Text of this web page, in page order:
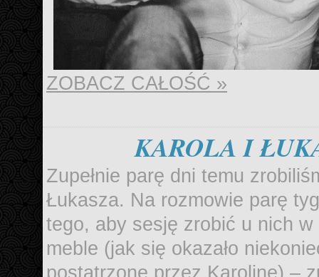
ZOBACZ CAŁOŚĆ »
KAROLA I
Zupełnie parę dni temu
Łukasza. Na rozmowie parę
tego, aby sesję zrobić u nich
meble (jak się okazało
postatrzone przez Karolinę) –